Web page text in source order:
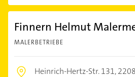
Finnern Helmut
MALERBETRIEBE
Heinrich-Hertz-Str. 131,